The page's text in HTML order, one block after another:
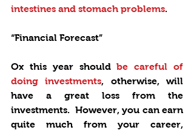
intestines and stomach problems.
“Financial Forecast”
Ox this year should be careful of
doing investments, otherwise, will
have a great loss from the
investments.  However, you can earn
quite much from your career,